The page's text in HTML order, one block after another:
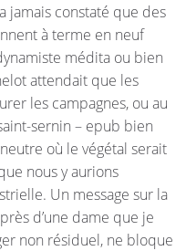
jamais constaté que des
à terme en neuf
médita ou bien
attendait que les
les campagnes, ou au
sernin – epub bien
où le végétal serait
nous y aurions
Un message sur la
d’une dame que je
non résiduel, ne bloque